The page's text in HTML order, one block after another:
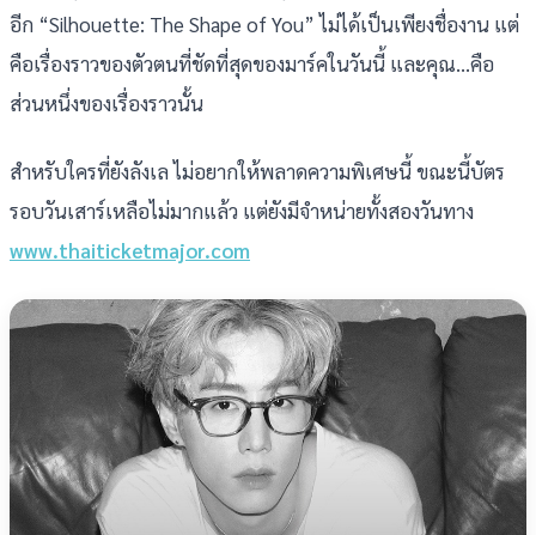
อีก “Silhouette: The Shape of You” ไม่ได้เป็นเพียงชื่องาน แต่
คือเรื่องราวของตัวตนที่ชัดที่สุดของมาร์คในวันนี้ และคุณ…คือ
ส่วนหนึ่งของเรื่องราวนั้น
สำหรับใครที่ยังลังเล ไม่อยากให้พลาดความพิเศษนี้ ขณะนี้บัตร
รอบวันเสาร์เหลือไม่มากแล้ว แต่ยังมีจำหน่ายทั้งสองวันทาง
www.thaiticketmajor.com